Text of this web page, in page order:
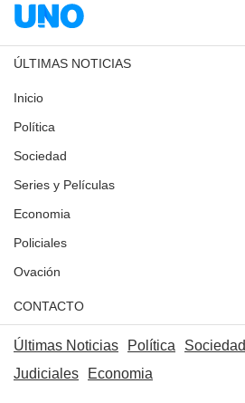
ÚLTIMAS NOTICIAS
Inicio
Política
Sociedad
Series y Películas
Economia
Policiales
Ovación
CONTACTO
Últimas Noticias Política Sociedad
Judiciales
Economia